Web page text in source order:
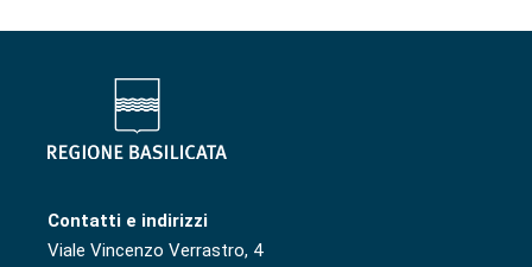
Contatti e indirizzi
Viale Vincenzo Verrastro, 4